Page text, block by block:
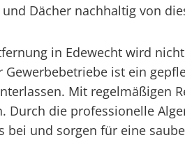
Dächer nachhaltig von
in Edewecht wird
Gewerbebetriebe ist ein
Mit regelmäßigen
Durch die professionelle
bei und sorgen für eine